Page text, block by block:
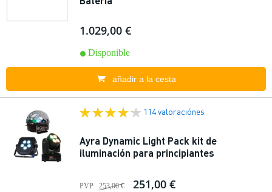
1.029,00 €
Disponible
añadir a la cesta
114 valoraciónes
Ayra Dynamic Light Pack kit de
iluminación para principiantes
PVP 253,00 € 251,00 €